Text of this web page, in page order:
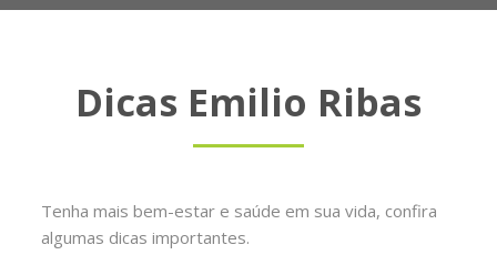
Dicas Emilio Ribas
Tenha mais bem-estar e saúde em sua vida, confira
algumas dicas importantes.